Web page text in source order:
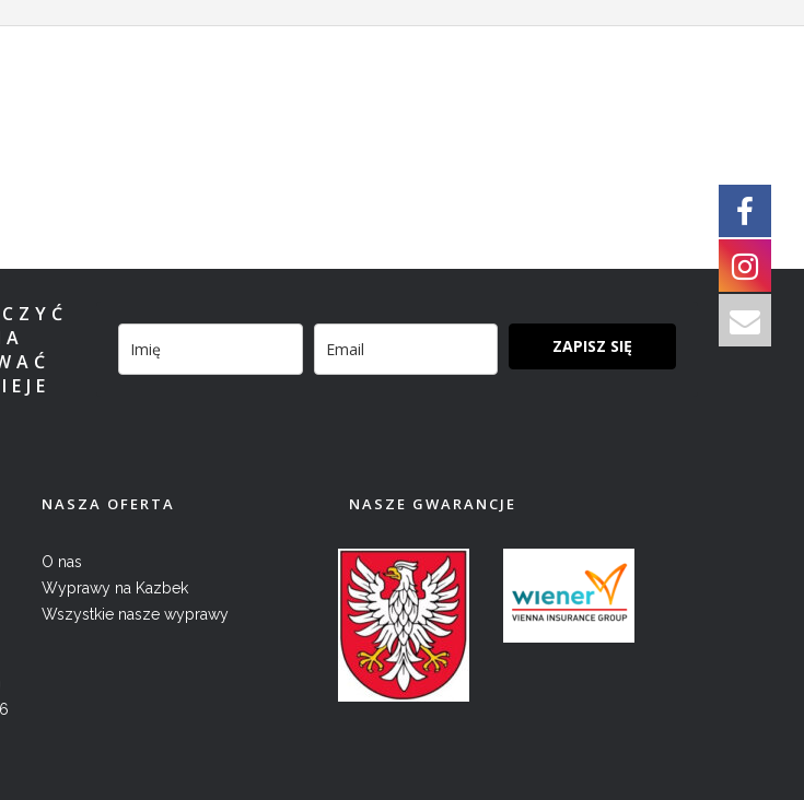
ZAPISZ SIĘ
NASZA OFERTA
O nas
Wyprawy na Kazbek
Wszystkie nasze wyprawy
NASZE GWARANCJE